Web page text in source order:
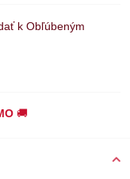
k Obľúbeným
🚚